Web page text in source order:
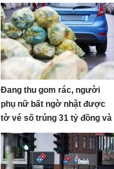
Đang thu gom rác, người
phụ nữ bất ngờ nhặt được
tờ vé số trúng 31 tỷ đồng và
cái kết